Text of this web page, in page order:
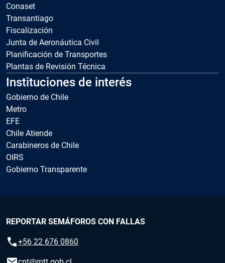
Conaset
Transantiago
Fiscalización
Junta de Aeronáutica Civil
Planificación de Transportes
Plantas de Revisión Técnica
Instituciones de interés
Gobierno de Chile
Metro
EFE
Chile Atiende
Carabineros de Chile
OIRS
Gobierno Transparente
REPORTAR SEMÁFOROS CON FALLAS
call+56 22 676 0860